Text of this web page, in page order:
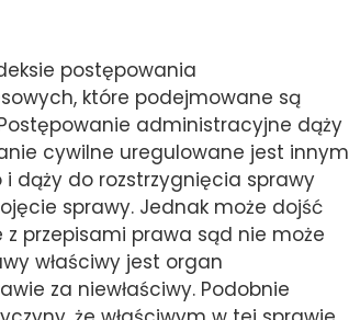
postępowania
które podejmowane są
administracyjne dąży
cywilne uregulowane jest innym
dąży do rozstrzygnięcia sprawy
sprawy. Jednak może dojść
przepisami prawa sąd nie może
właściwy jest organ
za niewłaściwy. Podobnie